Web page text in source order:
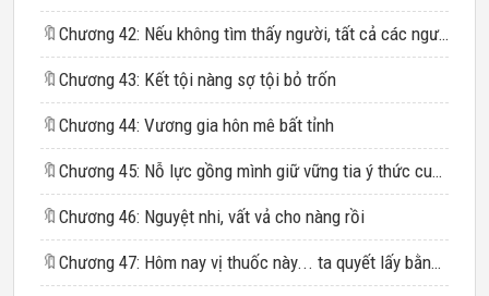
🔖 Chương 42: Nếu không tìm thấy người, tất cả các ngươi đều phải chết
🔖 Chương 43: Kết tội nàng sợ tội bỏ trốn
🔖 Chương 44: Vương gia hôn mê bất tỉnh
🔖 Chương 45: Nỗ lực gồng mình giữ vững tia ý thức cuối cùng
🔖 Chương 46: Nguyệt nhi, vất vả cho nàng rồi
🔖 Chương 47: Hôm nay vị thuốc này... ta quyết lấy bằng được!